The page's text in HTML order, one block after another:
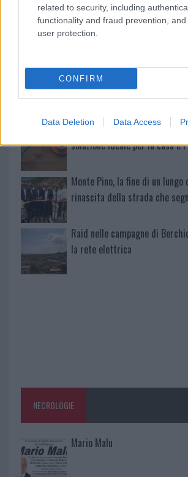
related to security, including
functionality and fraud prevention,
user protection.
CONFIRM
Data Deletion Data Access
Calangianus, dopo le polemiche
Olbia, divieto di sosta contro
esplode la protesta
Pausa caffè impeccabile:
soluzione ideale per la casa e
Monte Pino, la fine di un
rinascita della strada che
Raid nelle campagne di
la rete elettrica
NECROLOGIE
Mario Malu